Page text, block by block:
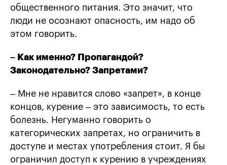
общественного питания. Это значит, что
люди не осознают опасность, им надо об
этом говорить.
– Как именно? Пропагандой?
Законодательно? Запретами?
– Мне не нравится слово «запрет», в конце
концов, курение – это зависимость, то есть
болезнь. Негуманно говорить о
категорических запретах, но ограничить в
доступе и местах употребления стоит. Я бы
ограничил доступ к курению в учреждениях